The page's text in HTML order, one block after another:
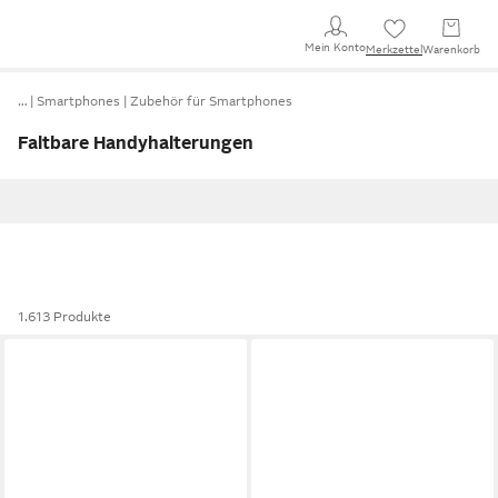
Mein KontoMerkzettel Warenkorb
… Smartphones Zubehör für Smartphones
Faltbare Handyhalterungen
1.613 Produkte